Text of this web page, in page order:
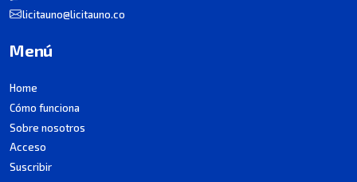
licitauno@licitauno.co
Menú
Home
Cómo funciona
Sobre nosotros
Acceso
Suscribir